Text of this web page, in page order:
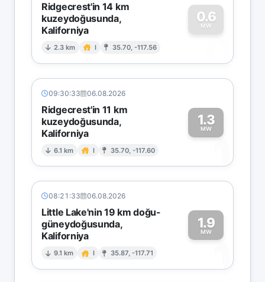
Ridgecrest'in 14 km
kuzeydoğusunda,
Kaliforniya
2.3 km I 35.70, -117.56
0.6
MW
0
09:30:33 06.08.2026
Ridgecrest'in 11 km
kuzeydoğusunda,
Kaliforniya
6.1 km I 35.70, -117.60
1.3
MW
1
08:21:33 06.08.2026
Little Lake'nin 19 km doğu-
güneydoğusunda,
Kaliforniya
9.1 km I 35.87, -117.71
1.9
MW
1